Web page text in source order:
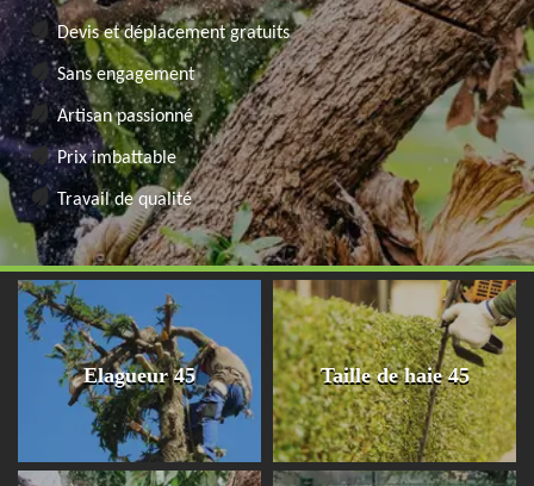
Devis et déplacement gratuits
Sans engagement
Artisan passionné
Prix imbattable
Travail de qualité
Elagueur 45 Taille de haie 45